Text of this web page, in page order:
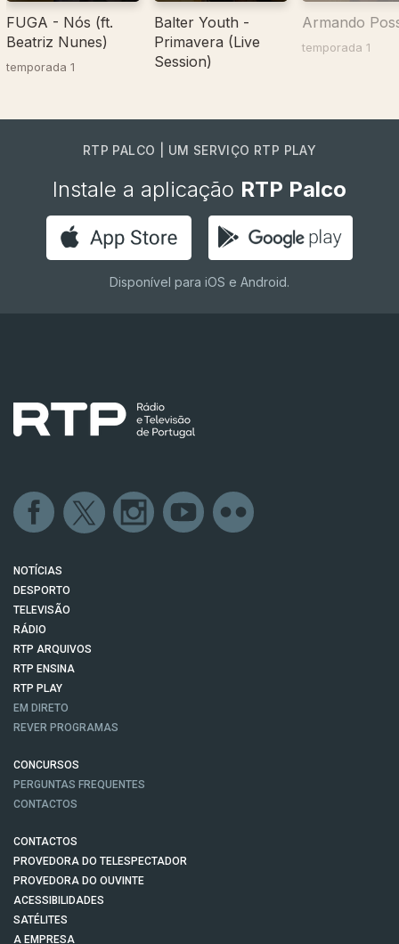
FUGA - Nós (ft.
Beatriz Nunes)
temporada 1
Balter Youth -
Primavera (Live
Session)
Armando
temporada 1
RTP PALCO | UM SERVIÇO RTP PLAY
Instale a aplicação RTP Palco
Disponível para iOS e Android.
NOTÍCIAS
DESPORTO
TELEVISÃO
RÁDIO
RTP ARQUIVOS
RTP ENSINA
RTP PLAY
EM DIRETO
REVER PROGRAMAS
CONCURSOS
PERGUNTAS FREQUENTES
CONTACTOS
CONTACTOS
PROVEDORA DO TELESPECTADOR
PROVEDORA DO OUVINTE
ACESSIBILIDADES
SATÉLITES
A EMPRESA